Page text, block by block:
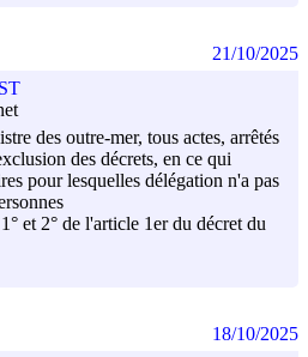
des outre-mer, tous actes, arrêtés
des décrets, en ce qui
pour lesquelles délégation n'a pas
et 2° de l'article 1er du décret du
21/10/2025
18/10/2025